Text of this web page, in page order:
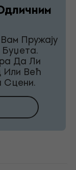
Пружају
Буџета.
Да Ли
Или Већ
Сцени.